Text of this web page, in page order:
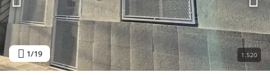
1/19 1.520